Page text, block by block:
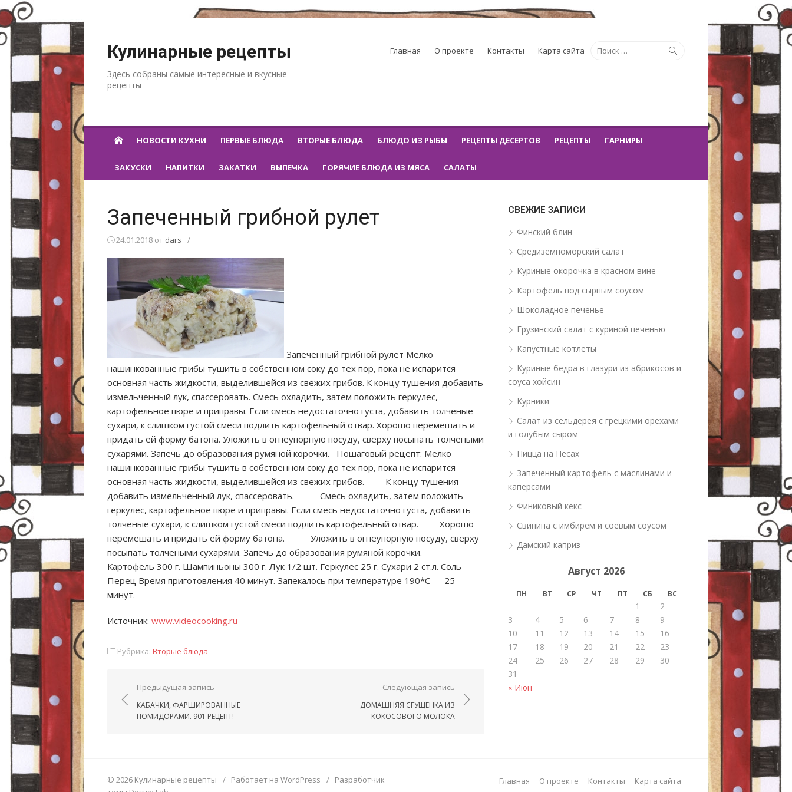
Кулинарные рецепты
Здесь собраны самые интересные и вкусные
рецепты
Искать:
Главная О проекте Контакты Карта сайта
НОВОСТИ КУХНИ ПЕРВЫЕ БЛЮДА ВТОРЫЕ БЛЮДА БЛЮДО ИЗ РЫБЫ РЕЦЕПТЫ ДЕСЕРТОВ РЕЦЕПТЫ ГАРНИРЫ
ЗАКУСКИ НАПИТКИ ЗАКАТКИ ВЫПЕЧКА ГОРЯЧИЕ БЛЮДА ИЗ МЯСА САЛАТЫ
Запеченный грибной рулет
24.01.2018 от dars /
Запеченный грибной рулет Мелко
нашинкованные грибы тушить в собственном соку до тех пор, пока не испарится
основная часть жидкости, выделившейся из свежих грибов. К концу тушения добавить
измельченный лук, спассеровать. Смесь охладить, затем положить геркулес,
картофельное пюре и приправы. Если смесь недостаточно густа, добавить толченые
сухари, к слишком густой смеси подлить картофельный отвар. Хорошо перемешать и
придать ей форму батона. Уложить в огнеупорную посуду, сверху посыпать толчеными
сухарями. Запечь до образования румяной корочки. Пошаговый рецепт: Мелко
нашинкованные грибы тушить в собственном соку до тех пор, пока не испарится
основная часть жидкости, выделившейся из свежих грибов. К концу тушения
добавить измельченный лук, спассеровать. Смесь охладить, затем положить
геркулес, картофельное пюре и приправы. Если смесь недостаточно густа, добавить
толченые сухари, к слишком густой смеси подлить картофельный отвар. Хорошо
перемешать и придать ей форму батона. Уложить в огнеупорную посуду, сверху
посыпать толчеными сухарями. Запечь до образования румяной корочки.
Картофель 300 г. Шампиньоны 300 г. Лук 1/2 шт. Геркулес 25 г. Сухари 2 ст.л. Соль
Перец Время приготовления 40 минут. Запекалось при температуре 190*С — 25
минут.
Источник: www.videocooking.ru
Рубрика: Вторые блюда
Навигация по записям
Предыдущая запись
КАБАЧКИ, ФАРШИРОВАННЫЕ
ПОМИДОРАМИ. 901 РЕЦЕПТ!
Следующая запись
ДОМАШНЯЯ СГУЩЕНКА ИЗ
КОКОСОВОГО МОЛОКА
СВЕЖИЕ ЗАПИСИ
Финский блин
Средиземноморский салат
Куриные окорочка в красном вине
Картофель под сырным соусом
Шоколадное печенье
Грузинский салат с куриной печенью
Капустные котлеты
Куриные бедра в глазури из абрикосов и
соуса хойсин
Курники
Салат из сельдерея с грецкими орехами
и голубым сыром
Пицца на Песах
Запеченный картофель с маслинами и
каперсами
Финиковый кекс
Свинина с имбирем и соевым соусом
Дамский каприз
Август 2026
ПН ВТ СР ЧТ ПТ СБ ВС
« Июн
1
2
3
4 5 6 7 8
9
10
11 12 13 14 15
16
17
18 19 20 21 22
23
24
25 26 27 28 29
30
31
© 2026 Кулинарные рецепты / Работает на WordPress / Разработчик
Главная О проекте Контакты Карта сайта